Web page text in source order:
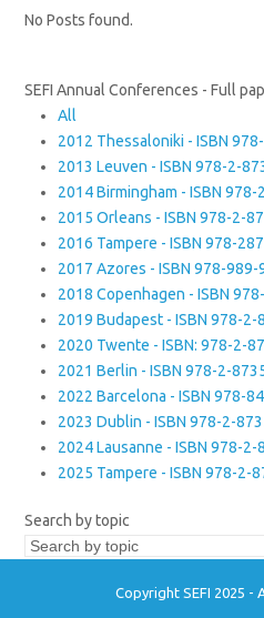
No Posts found.
SEFI Annual Conferences - Full
All
2012 Thessaloniki - ISBN
2013 Leuven - ISBN 978-2-
2014 Birmingham - ISBN
2015 Orleans - ISBN 978-2-
2016 Tampere - ISBN 978-
2017 Azores - ISBN 978-
2018 Copenhagen - ISBN
2019 Budapest - ISBN 978-
2020 Twente - ISBN: 978-2-
2021 Berlin - ISBN 978-2-
2022 Barcelona - ISBN 978-
2023 Dublin - ISBN 978-2-
2024 Lausanne - ISBN 978-
2025 Tampere - ISBN 978-2-
Search by topic
Copyright SEFI 2025 -